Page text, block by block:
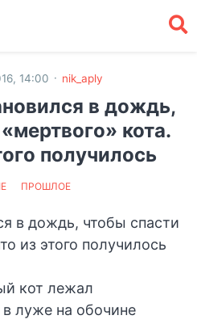
14:00 · nik_aply
в дождь,
кота.
получилось
ПРОШЛОЕ
кот лежал
луже на обочине